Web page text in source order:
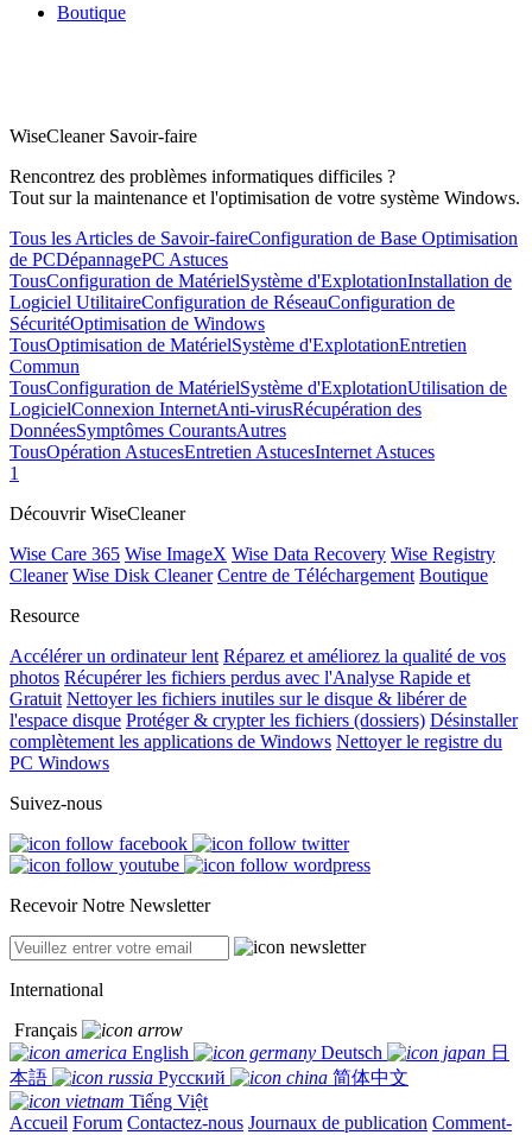
Boutique
WiseCleaner Savoir-faire
Rencontrez des problèmes informatiques difficiles ?
Tout sur la maintenance et l'optimisation de votre système Windows.
Tous les Articles de Savoir-faireConfiguration de Base Optimisation
de PCDépannagePC Astuces
TousConfiguration de MatérielSystème d'ExplotationInstallation de
Logiciel UtilitaireConfiguration de RéseauConfiguration de
SécuritéOptimisation de Windows
TousOptimisation de MatérielSystème d'ExplotationEntretien
Commun
TousConfiguration de MatérielSystème d'ExplotationUtilisation de
LogicielConnexion InternetAnti-virusRécupération des
DonnéesSymptômes CourantsAutres
TousOpération AstucesEntretien AstucesInternet Astuces
1
Découvrir WiseCleaner
Wise Care 365 Wise ImageX Wise Data Recovery Wise Registry
Cleaner Wise Disk Cleaner Centre de Téléchargement Boutique
Resource
Accélérer un ordinateur lent Réparez et améliorez la qualité de vos
photos Récupérer les fichiers perdus avec l'Analyse Rapide et
Gratuit Nettoyer les fichiers inutiles sur le disque & libérer de
l'espace disque Protéger & crypter les fichiers (dossiers) Désinstaller
complètement les applications de Windows Nettoyer le registre du
PC Windows
Suivez-nous
Recevoir Notre Newsletter
International
Français
English
Deutsch
日
本語
Русский
简体中文
Tiếng Việt
Accueil Forum Contactez-nous Journaux de publication Comment-